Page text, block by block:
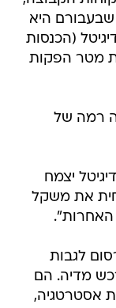
שבעבורם היא
(הכנסות
מטר הפקות
רמה של
יצמח
את משקל
לגבות
מדיה. הם
אסטרטגיה,